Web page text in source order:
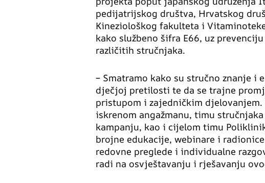
pedijatrijskog društva, Hrvatskog
Kineziološkog fakulteta i
kako službeno šifra E66, uz
različitih stručnjaka.
– Smatramo kako su stručno znanje
dječjoj pretilosti te da se trajne
pristupom i zajedničkim
iskrenom angažmanu, timu
kampanju, kao i cijelom timu
brojne edukacije, webinare i
redovne preglede i individualne
radi na osvještavanju i rješavanju